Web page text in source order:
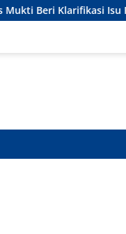
Pembelian Lahan di